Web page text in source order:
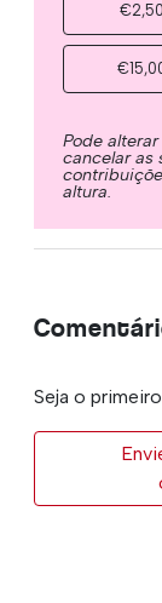
Pode
cancelar as
altura.
Seja o